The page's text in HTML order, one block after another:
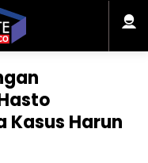
Kasus Harun